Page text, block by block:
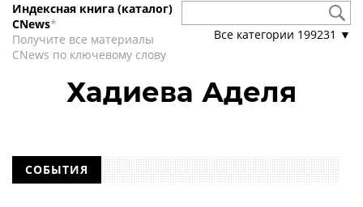
Индексная книга (каталог)
CNews*
Получите все материалы
CNews по ключевому слову
Все категории 199231 ▼
Хадиева Аделя
СОБЫТИЯ